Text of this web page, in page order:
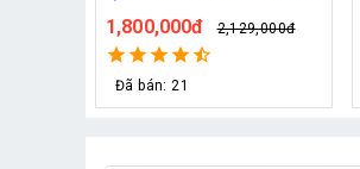
FOG-2703 hỗ trợ 70 đầu
phun
1,950,000đ 2,219,000đ
Đã bán: 292